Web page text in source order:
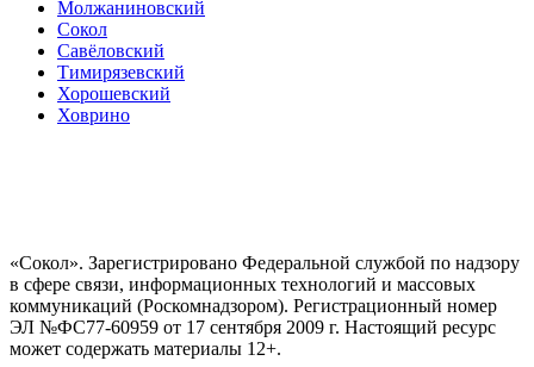
Молжаниновский
Сокол
Савёловский
Тимирязевский
Хорошевский
Ховрино
«Сокол». Зарегистрировано Федеральной службой по надзору
в сфере связи, информационных технологий и массовых
коммуникаций (Роскомнадзором). Регистрационный номер
ЭЛ №ФС77-60959 от 17 сентября 2009 г. Настоящий ресурс
может содержать материалы 12+.